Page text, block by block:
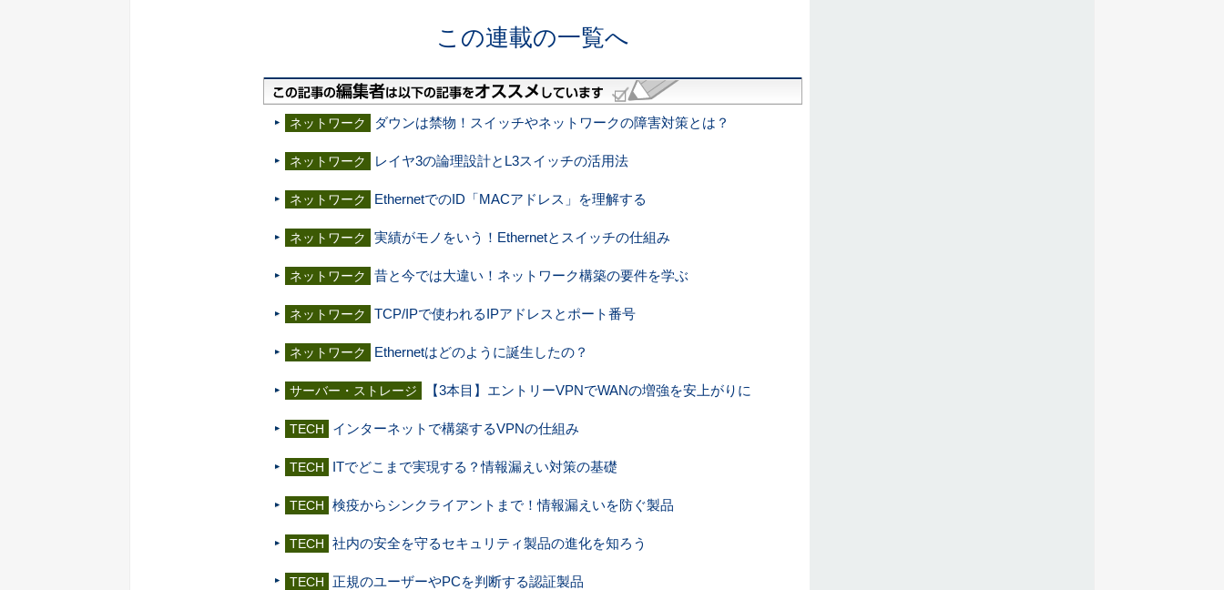
この連載の一覧へ
ネットワーク ダウンは禁物！スイッチやネットワークの障害対策とは？
ネットワーク レイヤ3の論理設計とL3スイッチの活用法
ネットワーク EthernetでのID「MACアドレス」を理解する
ネットワーク 実績がモノをいう！Ethernetとスイッチの仕組み
ネットワーク 昔と今では大違い！ネットワーク構築の要件を学ぶ
ネットワーク TCP/IPで使われるIPアドレスとポート番号
ネットワーク Ethernetはどのように誕生したの？
サーバー・ストレージ 【3本目】エントリーVPNでWANの増強を安上がりに
TECH インターネットで構築するVPNの仕組み
TECH ITでどこまで実現する？情報漏えい対策の基礎
TECH 検疫からシンクライアントまで！情報漏えいを防ぐ製品
TECH 社内の安全を守るセキュリティ製品の進化を知ろう
TECH 正規のユーザーやPCを判断する認証製品